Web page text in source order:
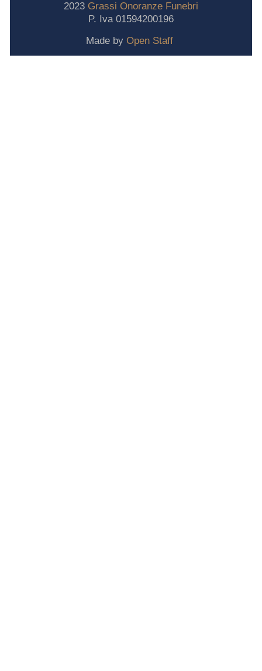
2023 Grassi Onoranze Funebri
P. Iva 01594200196
Made by Open Staff